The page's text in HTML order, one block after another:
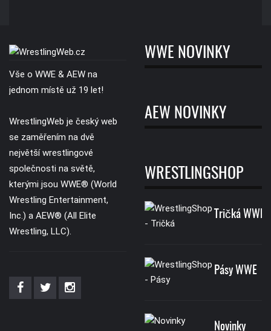
Vše o WWE & AEW na
jednom místě už 19 let!
WrestlingWeb je český web
se zaměřením na dvě
největší wrestlingové
společnosti na světě,
kterými jsou WWE® (World
Wrestling Entertainment,
Inc.) a AEW® (All Elite
Wrestling, LLC).
WWE NOVINKY
AEW NOVINKY
WRESTLINGSHOP
Tričká WWE
Pásy WWE
Novinky